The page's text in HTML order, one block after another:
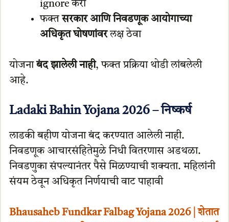
ignore करा
फक्तसरकार आणि निवडणूक आयोगाच्या
अधिकृत घोषणांवरलक्ष ठेवा
योजनाबंद झालेली नाही, फक्त प्रक्रिया थोडी लांबलेली
आहे.
Ladaki Bahin Yojana 2026 – निष्कर्ष
लाडकी बहीण योजना बंद करण्यात आलेली नाही.
निवडणूक आचारसंहितेमुळे निधी वितरणास अडथळा.
निवडणुका संपल्यानंतर पैसे मिळण्याची शक्यता. महिलांनी
संयम ठेवून अधिकृत निर्णयाची वाट पाहावी
Bhausaheb Fundkar Falbag Yojana 2026 | शेतात